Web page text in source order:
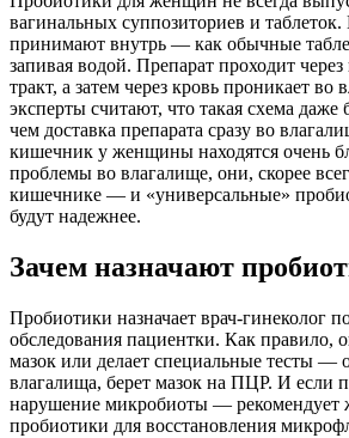
вагинальных суппозиториев и
принимают внутрь — как обычные
запивая водой. Препарат проходит
тракт, а затем через кровь проникает
эксперты считают, что такая схема даже
чем доставка препарата сразу во
кишечник у женщины находятся очень
проблемы во влагалище, они, скорее
кишечнике — и «универсальные»
будут надежнее.
Зачем назначают
Пробиотики назначает врач-гинеколог
обследования пациентки. Как правило,
мазок или делает специальные тесты —
влагалища, берет мазок на ПЦР. И если
нарушение микробиоты — рекомендует
пробиотики для восстановления